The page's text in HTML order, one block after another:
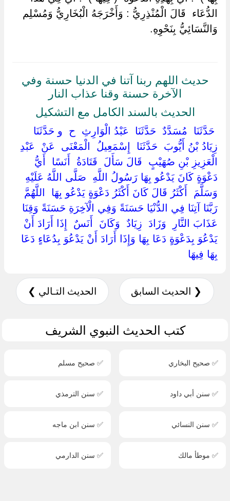
الدُّعَاء ‏ ‏قَالَ الْمُنْذِرِيُّ : وَأَخْرَجَهُ الْبُخَارِيُّ وَمُسْلِم
وَالنَّسَائِيُّ بِنَحْوِهِ.
حديث اللهم ربنا آتنا في الدنيا حسنة وفي
الآخرة حسنة وقنا عذاب النار
الحديث بالسند الكامل مع التشكيل
‏ ‏حَدَّثَنَا ‏ ‏مُسَدَّدٌ ‏ ‏حَدَّثَنَا ‏ ‏عَبْدُ الْوَارِثِ ‏ ‏ح ‏ ‏و حَدَّثَنَا ‏
‏زِيَادُ بْنُ أَيُّوبَ ‏ ‏حَدَّثَنَا ‏ ‏إِسْمَعِيلُ ‏ ‏الْمَعْنَى ‏ ‏عَنْ ‏ ‏عَبْدِ
الْعَزِيزِ بْنِ صُهَيْبٍ ‏ ‏قَالَ سَأَلَ ‏ ‏قَتَادَةُ ‏ ‏أَنَسًا ‏ ‏أَيُّ
دَعْوَةٍ كَانَ يَدْعُو بِهَا رَسُولُ اللَّهِ ‏ ‏صَلَّى اللَّهُ عَلَيْهِ
وَسَلَّمَ ‏ ‏أَكْثَرُ قَالَ كَانَ أَكْثَرُ دَعْوَةٍ يَدْعُو بِهَا ‏ ‏اللَّهُمَّ
رَبَّنَا آتِنَا فِي الدُّنْيَا حَسَنَةً وَفِي الْآخِرَةِ حَسَنَةً وَقِنَا
عَذَابَ النَّارِ ‏ ‏وَزَادَ ‏ ‏زِيَادٌ ‏ ‏وَكَانَ ‏ ‏أَنَسٌ ‏ ‏إِذَا أَرَادَ أَنْ
يَدْعُوَ بِدَعْوَةٍ دَعَا بِهَا وَإِذَا أَرَادَ أَنْ يَدْعُوَ بِدُعَاءٍ دَعَا
بِهَا فِيهَا ‏
❮ الحديث السابق الحديث التـالي ❯
كتب الحديث النبوي الشريف
✅ صحيح البخاري ✅ صحيح مسلم
✅ سنن أبي داود ✅ سنن الترمذي
✅ سنن النسائي ✅ سنن ابن ماجه
✅ موطأ مالك ✅ سنن الدارمي